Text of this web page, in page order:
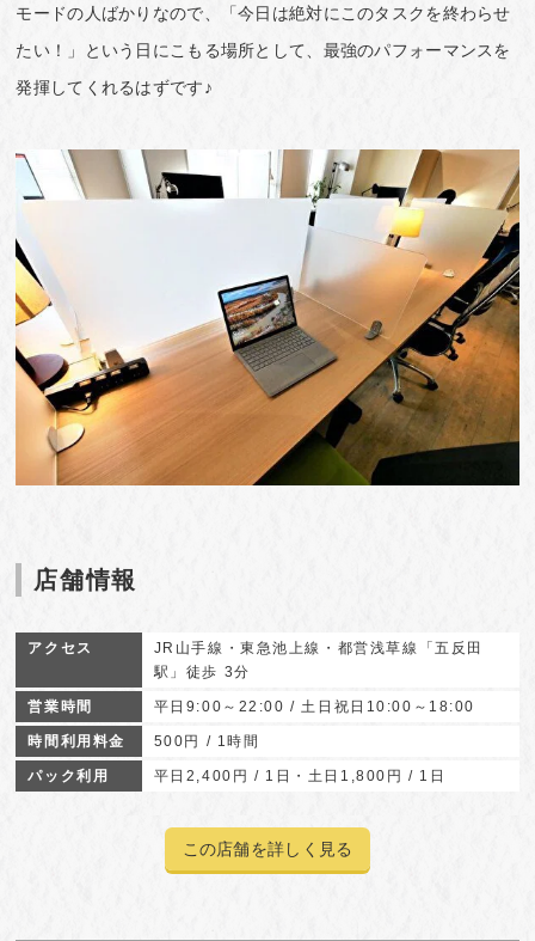
モードの人ばかりなので、「今日は絶対にこのタスクを終わらせ
たい！」という日にこもる場所として、最強のパフォーマンスを
発揮してくれるはずです♪
店舗情報
アクセス
JR山手線・東急池上線・都営浅草線「五反田
駅」徒歩 3分
営業時間 平日9:00～22:00 / 土日祝日10:00～18:00
時間利用料金 500円 / 1時間
パック利用 平日2,400円 / 1日・土日1,800円 / 1日
この店舗を詳しく見る